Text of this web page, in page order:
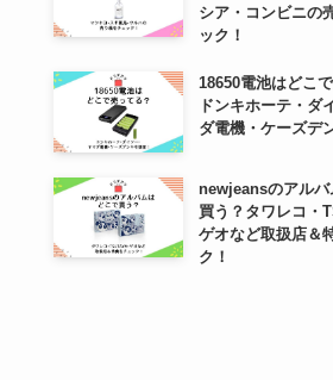
シア・コンビニの
ック！
18650電池はどこ
ドンキホーテ・ダ
ダ電機・ケーズデ
newjeansのアルバ
買う？タワレコ・
ゲオなど取扱店＆
ク！